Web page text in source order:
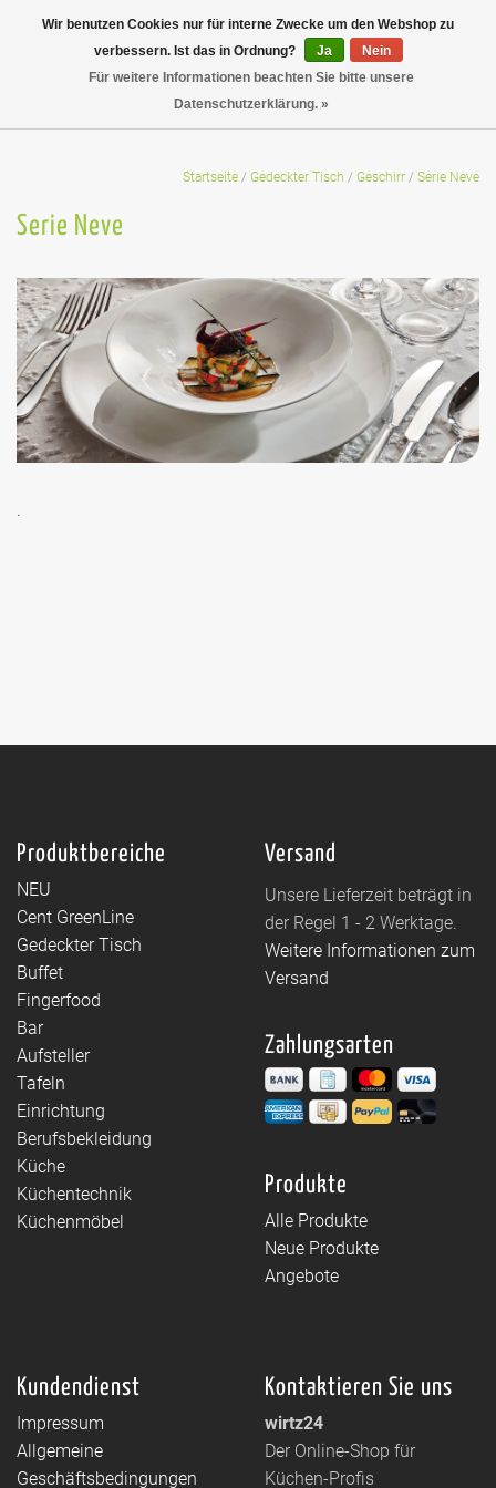
Startseite / Gedeckter Tisch / Geschirr / Serie Neve
Serie Neve
.
Produktbereiche
NEU
Cent GreenLine
Gedeckter Tisch
Buffet
Fingerfood
Bar
Aufsteller
Tafeln
Einrichtung
Berufsbekleidung
Küche
Küchentechnik
Küchenmöbel
Versand
Unsere Lieferzeit beträgt in
der Regel 1 - 2 Werktage.
Weitere Informationen zum
Versand
Zahlungsarten
Produkte
Alle Produkte
Neue Produkte
Angebote
Kundendienst
Impressum
Allgemeine
Geschäftsbedingungen
Kontaktieren Sie uns
wirtz24
Der Online-Shop für
Küchen-Profis
Wir benutzen Cookies nur für interne Zwecke um den Webshop zu
verbessern. Ist das in Ordnung?
Ja
Nein
Für weitere Informationen beachten Sie bitte unsere
Datenschutzerklärung. »